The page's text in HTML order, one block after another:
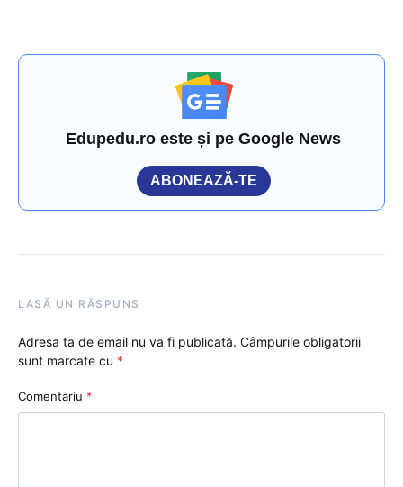
Edupedu.ro este și pe Google News
ABONEAZĂ-TE
LASĂ UN RĂSPUNS
Adresa ta de email nu va fi publicată. Câmpurile obligatorii
sunt marcate cu *
Comentariu *